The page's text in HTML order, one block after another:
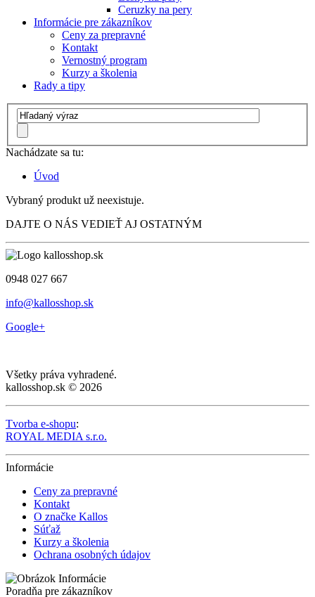
Ceruzky na pery
Informácie pre zákazníkov
Ceny za prepravné
Kontakt
Vernostný program
Kurzy a školenia
Rady a tipy
Nachádzate sa tu:
Úvod
Vybraný produkt už neexistuje.
DAJTE O NÁS VEDIEŤ AJ OSTATNÝM
0948 027 667
info@kallosshop.sk
Google+
Všetky práva vyhradené.
kallosshop.sk © 2026
Tvorba e-shopu:
ROYAL MEDIA s.r.o.
Informácie
Ceny za prepravné
Kontakt
O značke Kallos
Súťaž
Kurzy a školenia
Ochrana osobných údajov
Poradňa pre zákazníkov